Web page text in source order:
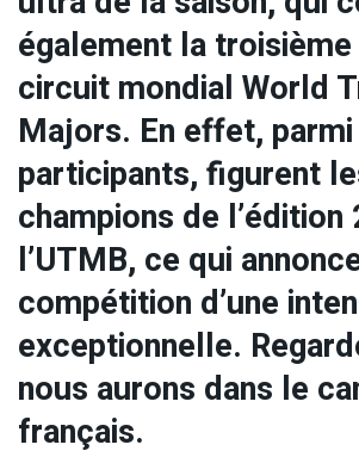
également la
circuit mondial World
Majors. En effet,
participants, figurent
champions de l’édition
l’UTMB, ce qui
compétition d’une
exceptionnelle.
nous aurons dans le
français.